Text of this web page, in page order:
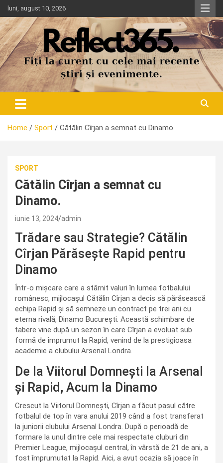
Skip
to
content
luni, august 10, 2026
Home Sport Cătălin Cîrjan a semnat cu Dinamo.
SPORT
Cătălin Cîrjan a semnat cu
Dinamo.
iunie 13, 2024 admin
Trădare sau Strategie? Cătălin
Cîrjan Părăsește Rapid pentru
Dinamo
Într-o mișcare care a stârnit valuri în lumea fotbalului
românesc, mijlocașul Cătălin Cîrjan a decis să părăsească
echipa Rapid și să semneze un contract pe trei ani cu
eterna rivală, Dinamo București. Această schimbare de
tabere vine după un sezon în care Cîrjan a evoluat sub
formă de împrumut la Rapid, venind de la prestigioasa
academie a clubului Arsenal Londra.
De la Viitorul Domnești la Arsenal
și Rapid, Acum la Dinamo
Crescut la Viitorul Domnești, Cîrjan a făcut pasul către
fotbalul de top în vara anului 2019 când a fost transferat
la juniorii clubului Arsenal Londra. După o perioadă de
formare la unul dintre cele mai respectate cluburi din
Premier League, mijlocașul central, în vârstă de 21 de ani, a
fost împrumutat la Rapid. Aici, a avut ocazia să joace în